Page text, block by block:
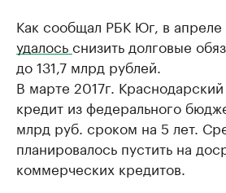
Как сообщал РБК Юг, в апреле
удалосьснизить долговые
до 131,7 млрд рублей.
В марте 2017г.
кредит из федерального
млрд руб. сроком на 5 лет.
планировалось пустить на
коммерческих кредитов.